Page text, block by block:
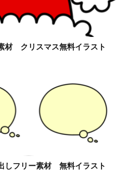
材 クリスマス無料イラスト
しフリー素材 無料イラスト